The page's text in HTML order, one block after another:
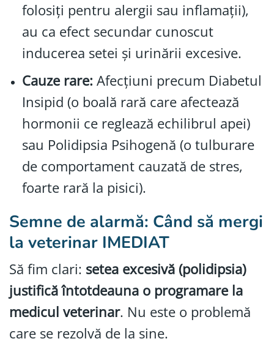
folosiți pentru alergii sau inflamații),
au ca efect secundar cunoscut
inducerea setei și urinării excesive.
Cauze rare: Afecțiuni precum Diabetul
Insipid (o boală rară care afectează
hormonii ce reglează echilibrul apei)
sau Polidipsia Psihogenă (o tulburare
de comportament cauzată de stres,
foarte rară la pisici).
Semne de alarmă: Când să mergi
la veterinar IMEDIAT
Să fim clari: setea excesivă (polidipsia)
justifică întotdeauna o programare la
medicul veterinar. Nu este o problemă
care se rezolvă de la sine.